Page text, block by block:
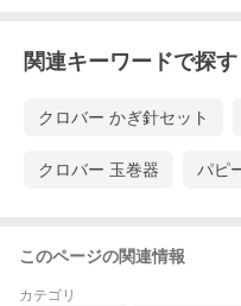
関連キーワードで探す
クロバー かぎ針セット
クロバー 玉巻器 パピ
このページの関連情報
カテゴリ